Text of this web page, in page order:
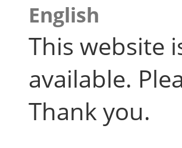
English
This website
available.
Thank you.